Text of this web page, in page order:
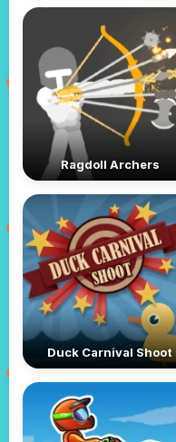
Ragdoll Archers
Duck Carnival Shoot